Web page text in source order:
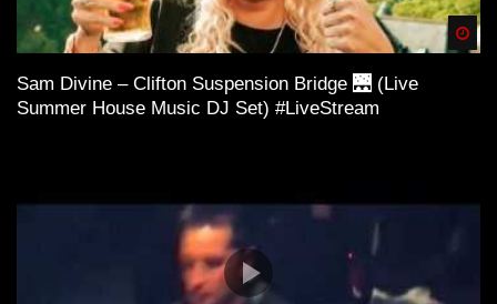
Sam Divine – Clifton Suspension Bridge 🌉 (Live
Summer House Music DJ Set) #LiveStream